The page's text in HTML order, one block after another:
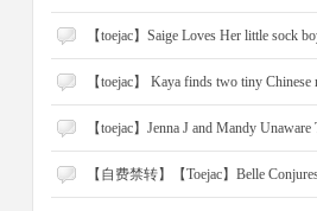
【toejac】Saige Loves Her little sock
【toejac】 Kaya finds two tiny Chinese
【toejac】Jenna J and Mandy
【自费禁转】【Toejac】Belle